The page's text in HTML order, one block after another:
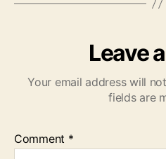
Leave
Your email address will
fields are
Comment *